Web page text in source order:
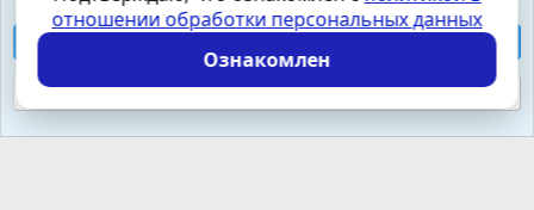
Cookies
Russian (RU)
Условия и правила
Политика конфиденциальности
Помощь
S
S
Локализация отXenForo.Info
Reject optional cookies
отношении обработки персональных данных
Ознакомлен